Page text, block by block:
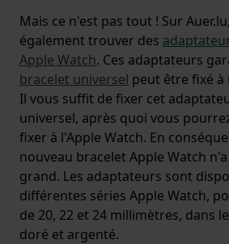
Mais ce n'est pas tout ! Sur
également trouver des
Apple Watch. Ces adaptateurs
bracelet universel peut être fixé à
Il vous suffit de fixer cet
universel, après quoi vous
fixer à l'Apple Watch. En
nouveau bracelet Apple Watch
grand. Les adaptateurs sont
différentes séries Apple Watch,
de 20, 22 et 24 millimètres, dans
doré et argenté.